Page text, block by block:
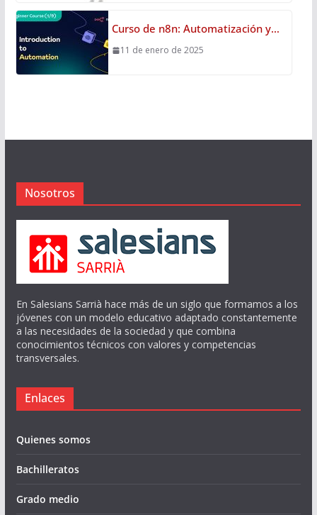
Curso de n8n: Automatización y…
11 de enero de 2025
Nosotros
En Salesians Sarrià hace más de un siglo que formamos a los
jóvenes con un modelo educativo adaptado constantemente
a las necesidades de la sociedad y que combina
conocimientos técnicos con valores y competencias
transversales.
Enlaces
Quienes somos
Bachilleratos
Grado medio